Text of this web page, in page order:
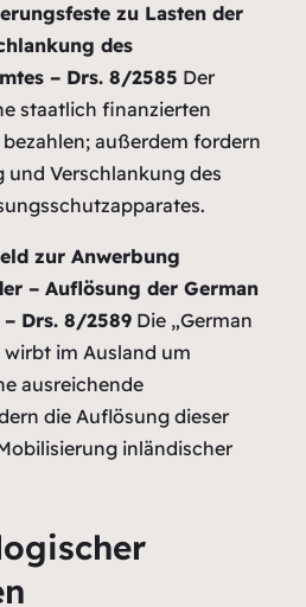
zu Lasten der
des
– Drs. 8/2585 Der
staatlich finanzierten
außerdem fordern
Verschlankung des
zur Anwerbung
– Auflösung der German
Drs. 8/2589 Die „German
wirbt im Ausland um
ausreichende
die Auflösung dieser
inländischer